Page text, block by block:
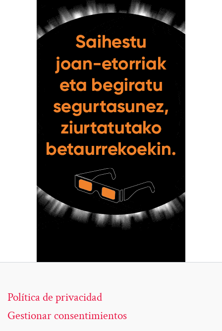
Política de privacidad
Gestionar consentimientos